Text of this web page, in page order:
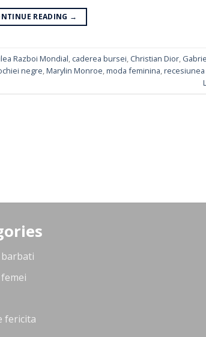
READING →
Razboi Mondial, caderea bursei, Christian Dior,
negre,Marylin Monroe,moda feminina,
barbati
fericita